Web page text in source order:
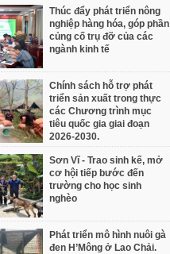
Thúc đẩy phát triển nông
nghiệp hàng hóa, góp phần
củng cố trụ đỡ của các
ngành kinh tế
Chính sách hỗ trợ phát
triển sản xuất trong thực
các Chương trình mục
tiêu quốc gia giai đoạn
2026-2030.
Sơn Vĩ - Trao sinh kế, mở
cơ hội tiếp bước đến
trường cho học sinh
nghèo
Phát triển mô hình nuôi gà
đen H’Mông ở Lao Chải.